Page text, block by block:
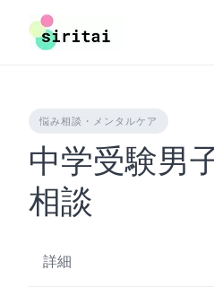
content
悩み相談・メンタルケア
中学受験男
相談
詳細